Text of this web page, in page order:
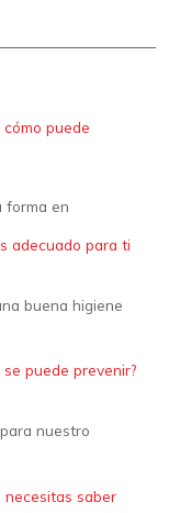
puede
forma en
adecuado para ti
buena higiene
puede prevenir?
nuestro
necesitas saber